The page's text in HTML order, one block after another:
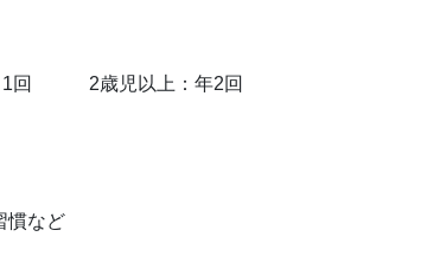
1回 2歳児以上：年2回
慣など